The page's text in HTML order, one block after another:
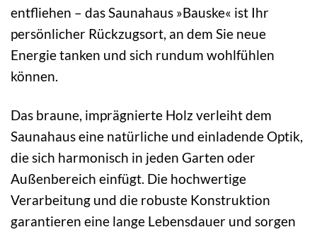
entfliehen – das Saunahaus »Bauske« ist Ihr
persönlicher Rückzugsort, an dem Sie neue
Energie tanken und sich rundum wohlfühlen
können.
Das braune, imprägnierte Holz verleiht dem
Saunahaus eine natürliche und einladende Optik,
die sich harmonisch in jeden Garten oder
Außenbereich einfügt. Die hochwertige
Verarbeitung und die robuste Konstruktion
garantieren eine lange Lebensdauer und sorgen